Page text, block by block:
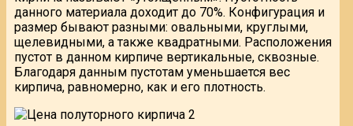
данного материала доходит до 70%. Конфигурация и
размер бывают разными: овальными, круглыми,
щелевидными, а также квадратными. Расположения
пустот в данном кирпиче вертикальные, сквозные.
Благодаря данным пустотам уменьшается вес
кирпича, равномерно, как и его плотность.